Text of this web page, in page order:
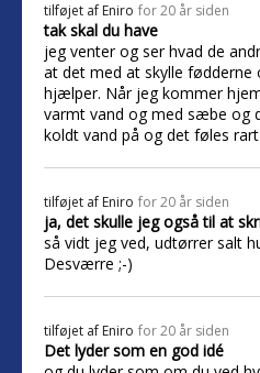
tilføjet af Eniro for 20 år siden
tak skal du have
jeg venter og ser hvad de
at det med at skylle fødderne
hjælper. Når jeg kommer
varmt vand og med sæbe og
koldt vand på og det føles rart
tilføjet af Eniro for 20 år siden
ja, det skulle jeg også til at
så vidt jeg ved, udtørrer salt
Desværre ;-)
tilføjet af Eniro for 20 år siden
Det lyder som en god idé